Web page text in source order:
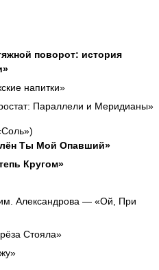
поворот: история
напитки»
Параллели и Меридианы»
Ты Мой Опавший»
Кругом»
Александрова — «Ой, При
Стояла»